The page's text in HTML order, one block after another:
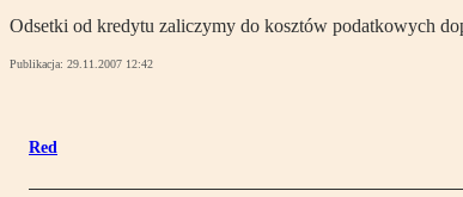
Odsetki od kredytu zaliczymy do kosztów podatkowych
Publikacja: 29.11.2007 12:42
Red